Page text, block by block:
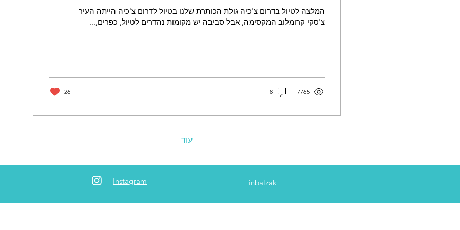
המלצה לטיול בדרום צ'כיה גולת הכותרת שלנו בטיול לדרום צ'כיה הייתה העיר
צ'סקי קרומלוב המקסימה, אבל סביבה יש מקומות נהדרים לטיול, כפרים,...
7765
8
26
עוד
Instagram inbalzak